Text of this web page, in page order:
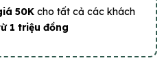
50K cho tất cả các khách
1 triệu đồng